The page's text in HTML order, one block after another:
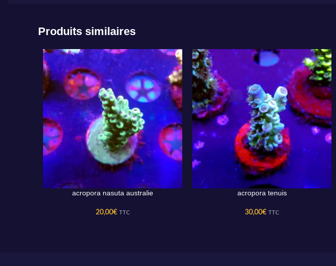
Produits similaires
AJOUTER AU PANIER
acropora nasuta australie
20,00€ TTC
AJOUTER AU PANIERacropora tenuis
30,00€ TTC